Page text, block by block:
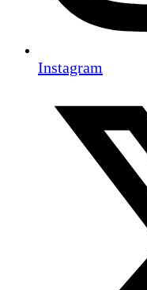
Instagram